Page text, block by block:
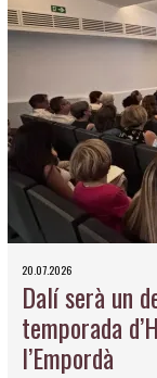
20.07.2026
Dalí serà un
temporada
l’Empordà